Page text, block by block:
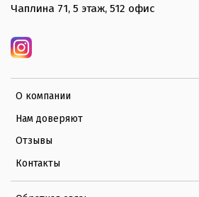
О компании
Нам доверяют
Отзывы
Контакты
Чаплина 71, 5 этаж, 512 офис